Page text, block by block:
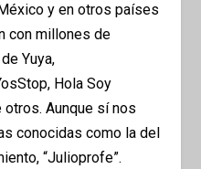
y en otros países
con millones de
Yuya,
Hola Soy
otros. Aunque sí nos
conocidas como la del
“Julioprofe”.